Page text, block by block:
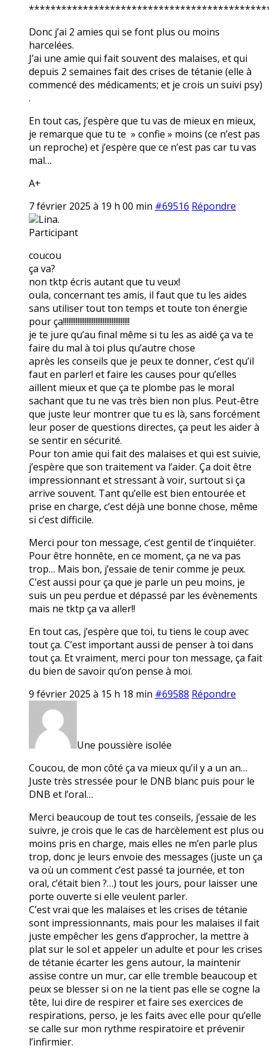
Donc j’ai 2 amies qui se font plus ou moins
harcelées.
J’ai une amie qui fait souvent des malaises, et qui
depuis 2 semaines fait des crises de tétanie (elle à
commencé des médicaments; et je crois un suivi psy)
.
En tout cas, j’espère que tu vas de mieux en mieux,
je remarque que tu te » confie » moins (ce n’est pas
un reproche) et j’espère que ce n’est pas car tu vas
mal…
A+
7 février 2025 à 19 h 00 min #69516 Répondre
Lina.
Participant
coucou
ça va?
non tktp écris autant que tu veux!
oula, concernant tes amis, il faut que tu les aides
sans utiliser tout ton temps et toute ton énergie
pour ça!!!!!!!!!!!!!!!!!!!!!!!!!!!!!!!!!!!!!
je te jure qu’au final même si tu les as aidé ça va te
faire du mal à toi plus qu’autre chose
après les conseils que je peux te donner, c’est qu’il
faut en parler! et faire les causes pour qu’elles
aillent mieux et que ça te plombe pas le moral
sachant que tu ne vas très bien non plus. Peut-être
que juste leur montrer que tu es là, sans forcément
leur poser de questions directes, ça peut les aider à
se sentir en sécurité.
Pour ton amie qui fait des malaises et qui est suivie,
j’espère que son traitement va l’aider. Ça doit être
impressionnant et stressant à voir, surtout si ça
arrive souvent. Tant qu’elle est bien entourée et
prise en charge, c’est déjà une bonne chose, même
si c’est difficile.
Merci pour ton message, c’est gentil de t’inquiéter.
Pour être honnête, en ce moment, ça ne va pas
trop… Mais bon, j’essaie de tenir comme je peux.
C’est aussi pour ça que je parle un peu moins, je
suis un peu perdue et dépassé par les évènements
mais ne tktp ça va aller!!
En tout cas, j’espère que toi, tu tiens le coup avec
tout ça. C’est important aussi de penser à toi dans
tout ça. Et vraiment, merci pour ton message, ça fait
du bien de savoir qu’on pense à moi.
9 février 2025 à 15 h 18 min #69588 Répondre
Une poussière isolée
Coucou, de mon côté ça va mieux qu’il y a un an…
Juste très stressée pour le DNB blanc puis pour le
DNB et l’oral…
Merci beaucoup de tout tes conseils, j’essaie de les
suivre, je crois que le cas de harcèlement est plus ou
moins pris en charge, mais elles ne m’en parle plus
trop, donc je leurs envoie des messages (juste un ça
va où un comment c’est passé ta journée, et ton
oral, c’était bien ?…) tout les jours, pour laisser une
porte ouverte si elle veulent parler.
C’est vrai que les malaises et les crises de tétanie
sont impressionnants, mais pour les malaises il fait
juste empêcher les gens d’approcher, la mettre à
plat sur le sol et appeler un adulte et pour les crises
de tétanie écarter les gens autour, la maintenir
assise contre un mur, car elle tremble beaucoup et
peux se blesser si on ne la tient pas elle se cogne la
tête, lui dire de respirer et faire ses exercices de
respirations, perso, je les faits avec elle pour qu’elle
se calle sur mon rythme respiratoire et prévenir
l’infirmier.